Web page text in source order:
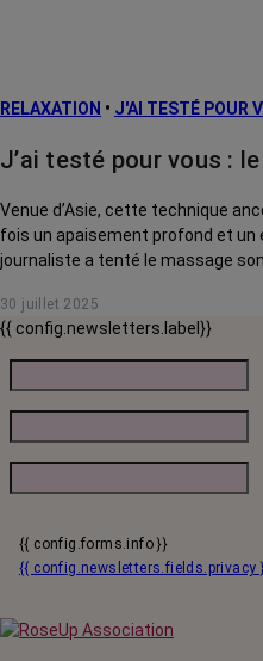
RELAXATION • J'AI TESTÉ POUR
J’ai testé pour vous :
Venue d’Asie, cette technique
fois un apaisement profond et
journaliste a tenté le massage
30 juillet 2025
{{ config.newsletters.label}}
{{ config.forms.info }}
{{ config.newsletters.fields.privacy